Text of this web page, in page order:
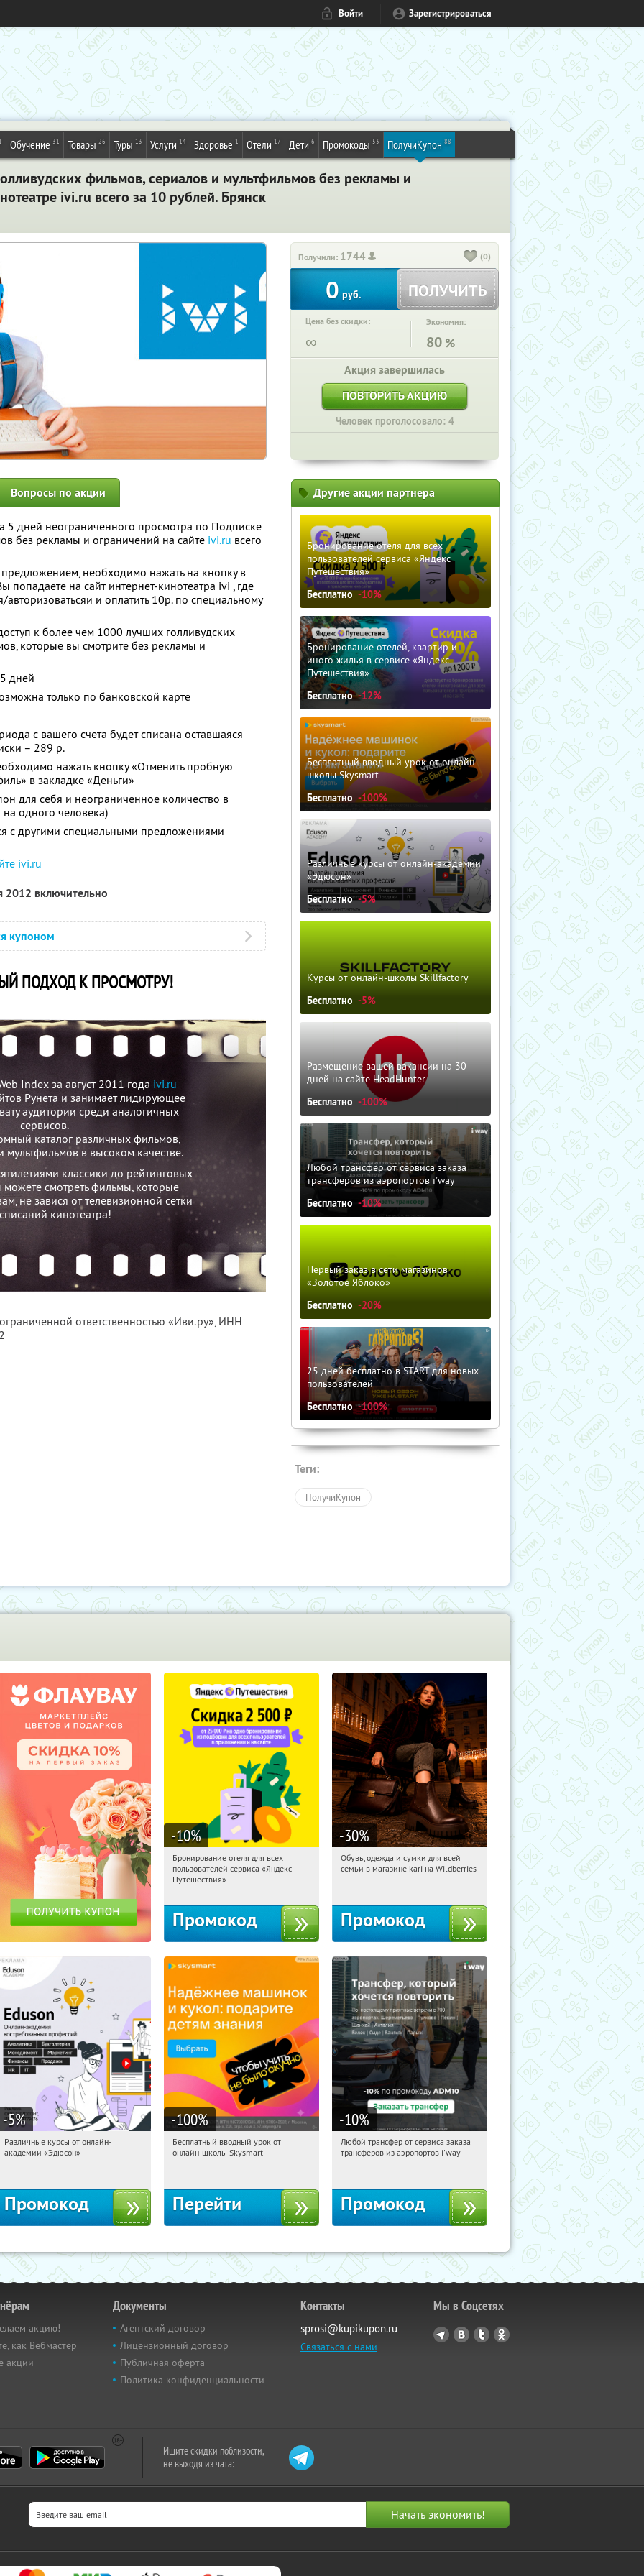
Войти Зарегистрироваться
1 Обучение 31 Товары 26 Туры 13 Услуги 14 Здоровье 1 Отели 17 Дети 6 Промокоды 53 ПолучиКупон 88
фильмов, сериалов и мультфильмов без рекламы и
ivi.ru всего за 10 рублей. Брянск
Получили: 1744 (0)
0 руб. ПОЛУЧИТЬ
Цена без скидки:
∞
Экономия:
80 %
Акция завершилась
ПОВТОРИТЬ АКЦИЮ
Человек проголосовало: 4
Вопросы по акции
5 дней неограниченного просмотра по Подписке
без рекламы и ограничений на сайте ivi.ru всего
необходимо нажать на кнопку в
попадаете на сайт интернет-кинотеатра ivi , где
и оплатить 10р. по специальному
к более чем 1000 лучших голливудских
которые вы смотрите без рекламы и
дней
только по банковской карте
с вашего счета будет списана оставшаяся
– 289 р.
нажать кнопку «Отменить пробную
в закладке «Деньги»
для себя и неограниченное количество в
одного человека)
с другими специальными предложениями
ivi.ru
2012 включительно
купоном
ПОДХОД К ПРОСМОТРУ!
Index за август 2011 года ivi.ru
Рунета и занимает лидирующее
аудитории среди аналогичных
сервисов.
каталог различных фильмов,
мультфильмов в высоком качестве.
классики до рейтинговых
можете смотреть фильмы, которые
не завися от телевизионной сетки
кинотеатра!
ответственностью «Иви.ру», ИНН
Другие акции партнера
Бронирование отеля для всех
пользователей сервиса «Яндекс
Путешествия»
Бесплатно -10%
Бронирование отелей, квартир и
иного жилья в сервисе «Яндекс
Путешествия»
Бесплатно -12%
Бесплатный вводный урок от онлайн-
школы Skysmart
Бесплатно -100%
Различные курсы от онлайн-академии
«Эдюсон»
Бесплатно -5%
Курсы от онлайн-школы Skillfactory
Бесплатно -5%
Размещение вашей вакансии на 30
дней на сайте HeadHunter
Бесплатно -100%
Любой трансфер от сервиса заказа
трансферов из аэропортов i'way
Бесплатно -10%
Первый заказ в сети магазинов
«Золотое Яблоко»
Бесплатно -20%
25 дней бесплатно в START для новых
пользователей
Бесплатно -100%
Теги:
ПолучиКупон
-10%
19:47:23
Получи первым!
Россия
Бронирование отеля для всех
пользователей сервиса «Яндекс
Путешествия»
Промокод
-30%
19:47:23 Получили:
Обувь, одежда и сумки для всей
семьи в магазине kari на Wildberries
Промокод
-5%
19:47:23 Получили:
Различные курсы от онлайн-
академии «Эдюсон»
Промокод
-100%
19:47:23
Получи первым!
Бесплатный вводный урок от
онлайн-школы Skysmart
Перейти
-10%
19:47:23
Получи первым!
Любой трансфер от сервиса заказа
трансферов из аэропортов i'way
Промокод
акцию!
как Вебмастер
акции
Документы
Агентский договор
Лицензионный договор
Публичная оферта
Политика конфиденциальности
Контакты
sprosi@kupikupon.ru
Связаться с нами
Мы в Соцсетях
Ищите скидки поблизости,
не выходя из чата: